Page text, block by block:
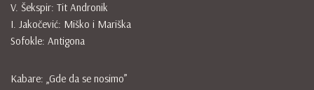
V. Šekspir: Tit Andronik
I. Jakočević: Miško i Mariška
Sofokle: Antigona
Kabare: „Gde da se nosimo”